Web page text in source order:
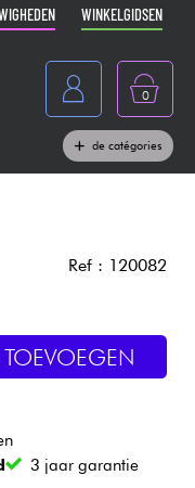
WINKELGIDSEN
0
de catégories
Ref : 120082
3 jaar garantie